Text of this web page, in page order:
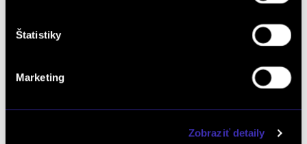
Štatistiky
Marketing
Zobraziť detaily